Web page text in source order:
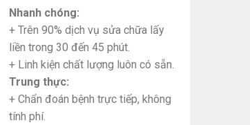
Nhanh chóng:
+ Trên 90% dịch vụ sửa chữa lấy
liền trong 30 đến 45 phút.
+ Linh kiện chất lượng luôn có sẵn.
Trung thực:
+ Chẩn đoán bệnh trực tiếp, không
tính phí.